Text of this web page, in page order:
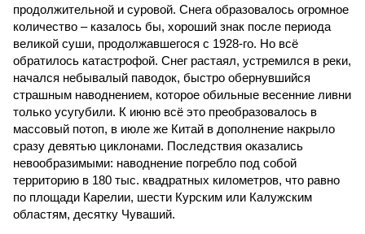
продолжительной и суровой. Снега образовалось огромное
количество – казалось бы, хороший знак после периода
великой суши, продолжавшегося с 1928-го. Но всё
обратилось катастрофой. Снег растаял, устремился в реки,
начался небывалый паводок, быстро обернувшийся
страшным наводнением, которое обильные весенние ливни
только усугубили. К июню всё это преобразовалось в
массовый потоп, в июле же Китай в дополнение накрыло
сразу девятью циклонами. Последствия оказались
невообразимыми: наводнение погребло под собой
территорию в 180 тыс. квадратных километров, что равно
по площади Карелии, шести Курским или Калужским
областям, десятку Чуваший.